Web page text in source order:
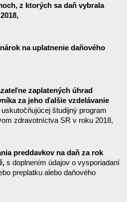
z ktorých sa daň vybrala
na uplatnenie daňového
zaplatených úhrad
zdravotníckeho pracovníka za jeho ďalšie vzdelávanie
študijný program
zdravotníctva SR v roku 2018,
preddavkov na daň za rok
s doplnením údajov o vysporiadaní
preplatku alebo daňového